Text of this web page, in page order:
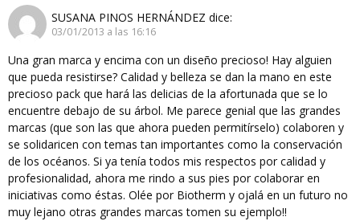
SUSANA PINOS HERNÁNDEZ dice:
03/01/2013 a las 16:16
Una gran marca y encima con un diseño precioso! Hay alguien
que pueda resistirse? Calidad y belleza se dan la mano en este
precioso pack que hará las delicias de la afortunada que se lo
encuentre debajo de su árbol. Me parece genial que las grandes
marcas (que son las que ahora pueden permitírselo) colaboren y
se solidaricen con temas tan importantes como la conservación
de los océanos. Si ya tenía todos mis respectos por calidad y
profesionalidad, ahora me rindo a sus pies por colaborar en
iniciativas como éstas. Olée por Biotherm y ojalá en un futuro no
muy lejano otras grandes marcas tomen su ejemplo!!